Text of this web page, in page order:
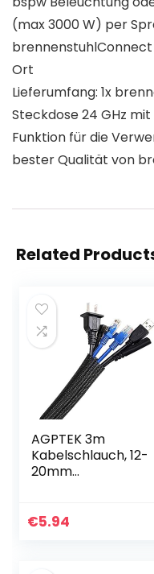
(max 3000 W) per
brennenstuhlConnect
Ort
Lieferumfang: 1x
Steckdose 24 GHz
Funktion für die
bester Qualität von
Related
AGPTEK 3m
Kabelschlauch, 12-
20mm
Flexibler gewebter
€5.94